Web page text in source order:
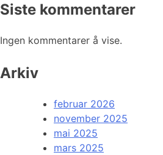
Siste kommentarer
Ingen kommentarer å vise.
Arkiv
februar 2026
november 2025
mai 2025
mars 2025